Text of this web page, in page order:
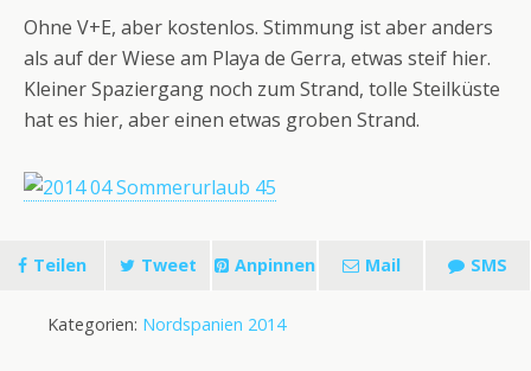
Ohne V+E, aber kostenlos. Stimmung ist aber anders
als auf der Wiese am Playa de Gerra, etwas steif hier.
Kleiner Spaziergang noch zum Strand, tolle Steilküste
hat es hier, aber einen etwas groben Strand.
Teilen Tweet Anpinnen Mail SMS
Kategorien: Nordspanien 2014